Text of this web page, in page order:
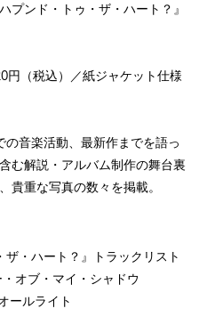
プンド・トゥ・ザ・ハート？』
（税込）／紙ジャケット仕様
音楽活動、最新作までを語っ
む解説・アルバム制作の舞台裏
貴重な写真の数々を掲載。
・ハート？』トラックリスト
オブ・マイ・シャドウ
ールライト